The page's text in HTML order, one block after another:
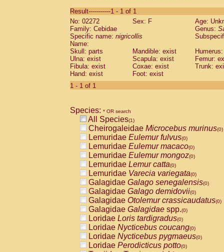
CebidaeSaguinus labiatus(0)
Cebidae Saguinus leucopus (0)
Cebidae
CebidaeSaguinus mystax
Cebidae Saguinus nigricollis (1)
Cebidae Saguinus oedipus
Cebidae Saguinus weddelli
Cebidae Saguinusspp.
Cebidae
CebidaeCebus capucinus
CebidaeCebus nigrivittatus
CebidaeCebus spp.(0)
CebidaeSaimiri boliviensis(0)
CebidaeSaimiri sciureus(0)
AtelidaeAlouatta caraya(0)
AtelidaeAlouatta fusca(0)
AtelidaeAlouatta seniculus(0)
AtelidaeAlouattaspp.(0)
AtelidaeAteles belzebuth(0)
AtelidaeAteles geoffroyi(0)
AtelidaeAteles paniscus(0)
AtelidaeAtelesspp.(0)
AtelidaeLagothrix lagothricha(0)
AtelidaeLagothrix lagothricha cana
PitheciidaeCacajao calvus
Result-----------1 - 1 of 1
No: 02272
Sex: F
Age:
Family: Cebidae
Genus:
Specific name: nigricollis
Name:
Skull: parts
Mandible: exist
Ulna: exist
Scapula: exist
Femur:
Fibula: exist
Coxae: exist
Trunk:
Hand: exist
Foot: exist
1 - 1 of 1
Species: * OR search
All Species(1)
Cheirogaleidae Microcebus murinus(0)
Lemuridae Eulemur fulvus(0)
Lemuridae Eulemur macaco(0)
Lemuridae Eulemur mongoz(0)
Lemuridae Lemur catta(0)
Lemuridae Varecia variegata(0)
Galagidae Galago senegalensis(0)
Galagidae Galago demidovii(0)
Galagidae Otolemur crassicaudatus(0)
Galagidae Galagidae spp.(0)
Loridae Loris tardigradus(0)
Loridae Nycticebus coucang(0)
Loridae Nycticebus pygmaeus(0)
Loridae Perodicticus potto(0)